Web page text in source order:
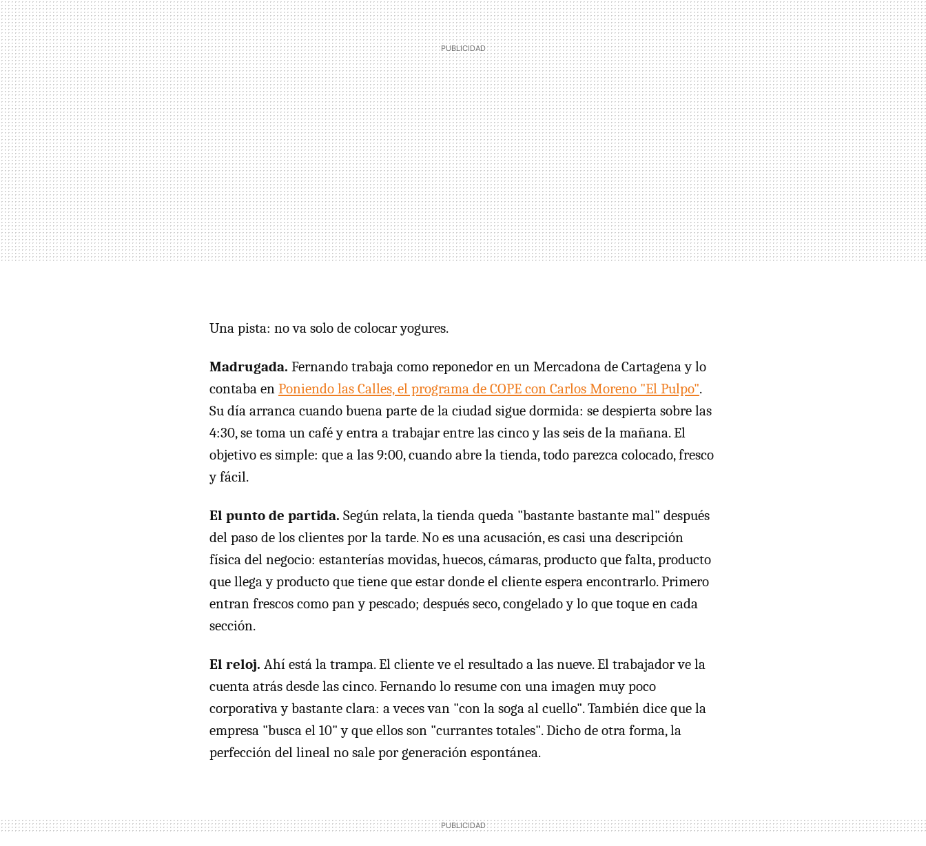
Una pista: no va solo de colocar yogures.
Madrugada. Fernando trabaja como reponedor en un Mercadona de Cartagena y lo
contaba en Poniendo las Calles, el programa de COPE con Carlos Moreno "El Pulpo".
Su día arranca cuando buena parte de la ciudad sigue dormida: se despierta sobre las
4:30, se toma un café y entra a trabajar entre las cinco y las seis de la mañana. El
objetivo es simple: que a las 9:00, cuando abre la tienda, todo parezca colocado, fresco
y fácil.
El punto de partida. Según relata, la tienda queda "bastante bastante mal" después
del paso de los clientes por la tarde. No es una acusación, es casi una descripción
física del negocio: estanterías movidas, huecos, cámaras, producto que falta, producto
que llega y producto que tiene que estar donde el cliente espera encontrarlo. Primero
entran frescos como pan y pescado; después seco, congelado y lo que toque en cada
sección.
El reloj. Ahí está la trampa. El cliente ve el resultado a las nueve. El trabajador ve la
cuenta atrás desde las cinco. Fernando lo resume con una imagen muy poco
corporativa y bastante clara: a veces van "con la soga al cuello". También dice que la
empresa "busca el 10" y que ellos son "currantes totales". Dicho de otra forma, la
perfección del lineal no sale por generación espontánea.